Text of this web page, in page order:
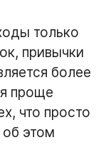
только
привычки
более
проще
что просто
этом